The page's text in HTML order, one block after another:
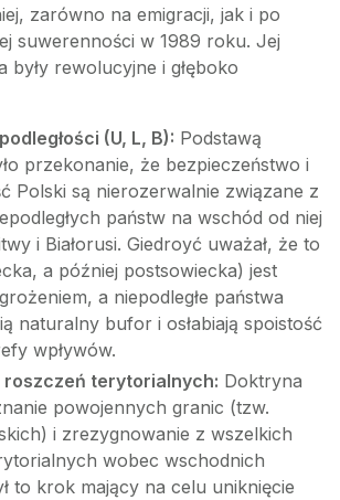
zarówno na emigracji, jak i po
suwerenności w 1989 roku. Jej
były rewolucyjne i głęboko
(U, L, B): Podstawą
przekonanie, że bezpieczeństwo i
Polski są nierozerwalnie związane z
państw na wschód od niej
i Białorusi. Giedroyć uważał, że to
a później postsowiecka) jest
a niepodległe państwa
naturalny bufor i osłabiają spoistość
wpływów.
roszczeń terytorialnych: Doktryna
powojennych granic (tzw.
i zrezygnowanie z wszelkich
wobec wschodnich
to krok mający na celu uniknięcie